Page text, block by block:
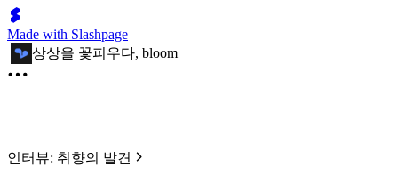
Made with Slashpage
상상을 꽃피우다, bloom
인터뷰: 취향의 발견